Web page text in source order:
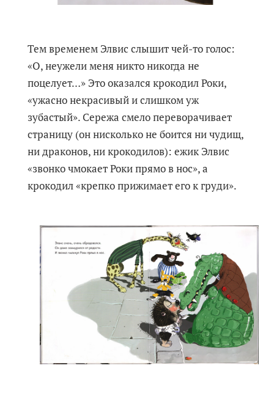
Тем временем Элвис слышит чей-то голос:
«О, неужели меня никто никогда не
поцелует…» Это оказался крокодил Роки,
«ужасно некрасивый и слишком уж
зубастый». Сережа смело переворачивает
страницу (он нисколько не боится ни чудищ,
ни драконов, ни крокодилов): ежик Элвис
«звонко чмокает Роки прямо в нос», а
крокодил «крепко прижимает его к груди».